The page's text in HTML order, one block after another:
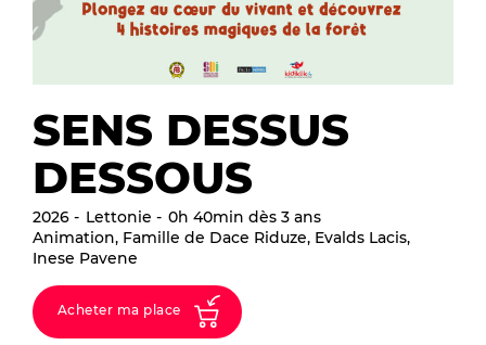
SENS DESSUS
DESSOUS
2026 Lettonie
0h 40min dès 3 ans
Animation, Famille de Dace Riduze, Evalds Lacis,
Inese Pavene
Acheter ma place